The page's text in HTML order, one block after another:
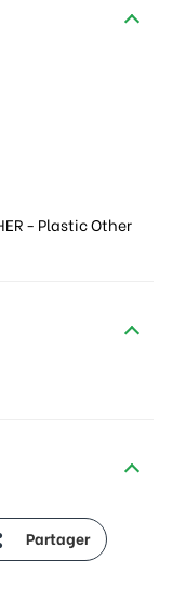
- Plastic Other
Partager